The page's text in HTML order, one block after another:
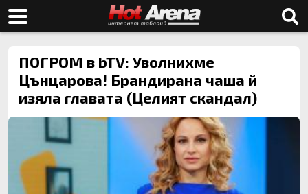
ПОГРОМ в bTV: Уволнихме
Цънцарова! Брандирана чаша й
изяла главата (Целият скандал)